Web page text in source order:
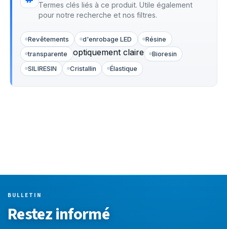
Termes clés liés à ce produit. Utile également
pour notre recherche et nos filtres.
Revêtements d'enrobage LED
Résine
transparente
optiquement claire
Bioresin
SILIRESIN
Cristallin Élastique
BULLETIN
Restez informé